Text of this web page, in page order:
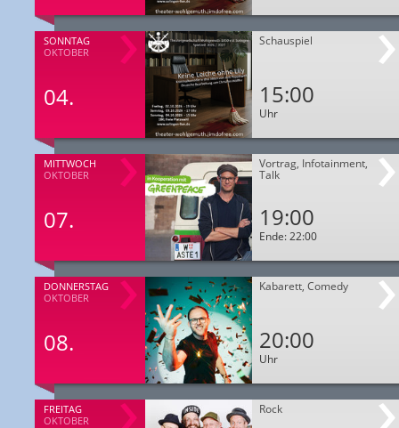
SONNTAG
OKTOBER
04.
Schauspiel
15:00
Uhr
MITTWOCH
OKTOBER
07.
Vortrag, Infotainment,
Talk
19:00
Ende: 22:00
DONNERSTAG
OKTOBER
08.
Kabarett, Comedy
20:00
Uhr
FREITAG
OKTOBER
Rock